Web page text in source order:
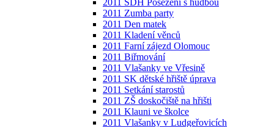
2011 SDH Posezení s hudbou
2011 Zumba party
2011 Den matek
2011 Kladení věnců
2011 Farní zájezd Olomouc
2011 Biřmování
2011 Vlašanky ve Vřesině
2011 SK dětské hřiště úprava
2011 Setkání starostů
2011 ZŠ doskočiště na hřišti
2011 Klauni ve školce
2011 Vlašanky v Ludgeřovicích